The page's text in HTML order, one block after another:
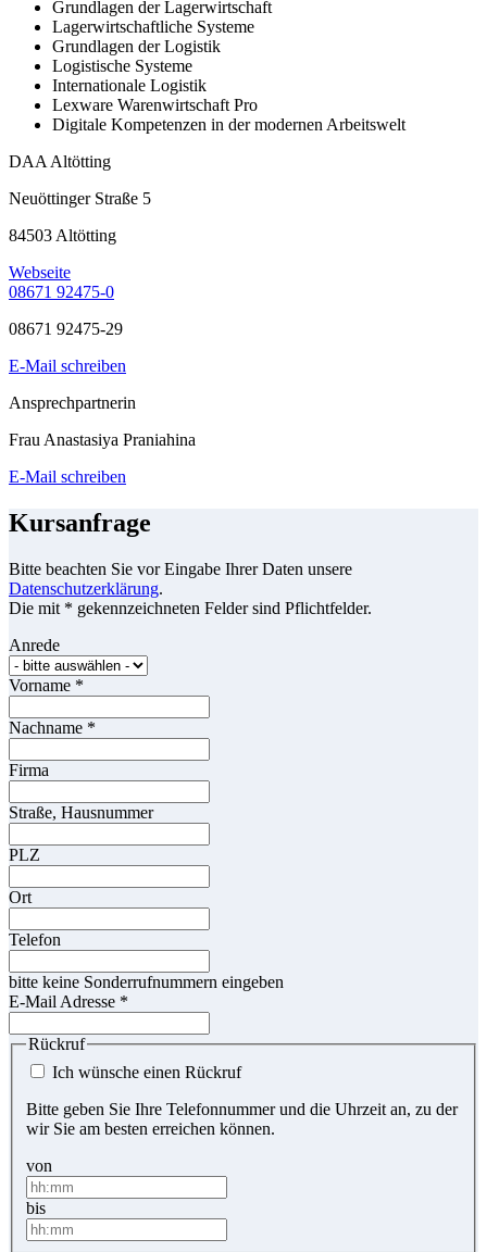
Grundlagen der Lagerwirtschaft
Lagerwirtschaftliche Systeme
Grundlagen der Logistik
Logistische Systeme
Internationale Logistik
Lexware Warenwirtschaft Pro
Digitale Kompetenzen in der modernen Arbeitswelt
DAA Altötting
Neuöttinger Straße 5
84503 Altötting
Webseite
08671 92475-0
08671 92475-29
E-Mail schreiben
Ansprechpartnerin
Frau Anastasiya Praniahina
E-Mail schreiben
Kursanfrage
Bitte beachten Sie vor Eingabe Ihrer Daten unsere
Datenschutzerklärung.
Die mit * gekennzeichneten Felder sind Pflichtfelder.
Anrede
Vorname *
Nachname *
Firma
Straße, Hausnummer
PLZ
Ort
Telefon
bitte keine Sonderrufnummern eingeben
E-Mail Adresse *
Rückruf
Ich wünsche einen Rückruf
Bitte geben Sie Ihre Telefonnummer und die Uhrzeit an, zu der
wir Sie am besten erreichen können.
von
bis